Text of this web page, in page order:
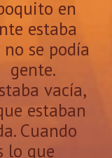
en
estaba
se podía
gente.
vacía,
estaban
Cuando
lo que